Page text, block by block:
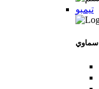
تيمبو